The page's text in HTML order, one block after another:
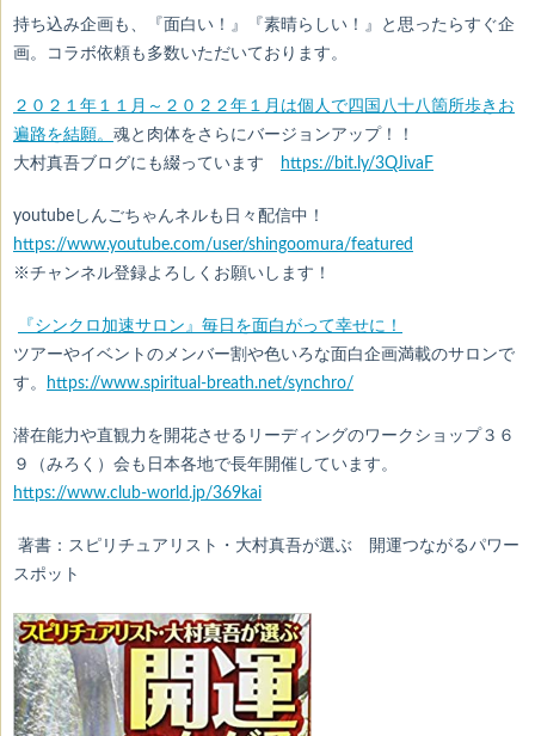
持ち込み企画も、『面白い！』『素晴らしい！』と思ったらすぐ企
画。コラボ依頼も多数いただいております。
２０２１年１１月～２０２２年１月は個人で四国八十八箇所歩きお
遍路を結願。 魂と肉体をさらにバージョンアップ！！
大村真吾ブログにも綴っています
https://bit.ly/3QJivaF
youtubeしんごちゃんネルも日々配信中！
https://www.youtube.com/user/shingoomura/featured
※チャンネル登録よろしくお願いします！
『シンクロ加速サロン』毎日を面白がって幸せに！
ツアーやイベントのメンバー割や色いろな面白企画満載のサロンで
す。
https://www.spiritual-breath.net/synchro/
潜在能力や直観力を開花させるリーディングのワークショップ３６
９（みろく）会も日本各地で長年開催しています。
https://www.club-world.jp/369kai
著書：スピリチュアリスト・大村真吾が選ぶ 開運つながるパワー
スポット